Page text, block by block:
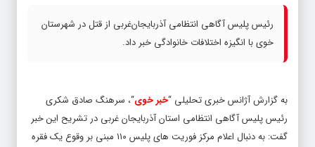
رئیس پلیس آگاهی انتظامی آذربایجان‌غربی از قتل در شهرستان
خوی با انگیزه اختلافات خانوادگی خبر داد.
به گزارش آژانس خبری تحلیلی “خبر خوی“، سرهنگ صادق شکری
رئیس پلیس آگاهی انتظامی استان آذربایجان غربی در تشریح این خبر
گفت: به دنبال اعلام مرکز فوریت های پلیس ۱۱۰ مبنی بر وقوع یک فقره